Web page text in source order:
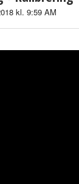
kl. 9:59 AM